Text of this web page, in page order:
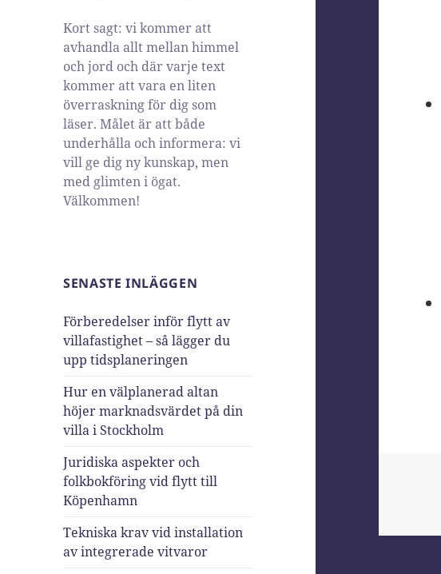
Kort sagt: vi kommer att
avhandla allt mellan himmel
och jord och där varje text
kommer att vara en liten
överraskning för dig som
läser. Målet är att både
underhålla och informera: vi
vill ge dig ny kunskap, men
med glimten i ögat.
Välkommen!
SENASTE INLÄGGEN
Förberedelser inför flytt av
villafastighet – så lägger du
upp tidsplaneringen
Hur en välplanerad altan
höjer marknadsvärdet på din
villa i Stockholm
Juridiska aspekter och
folkbokföring vid flytt till
Köpenhamn
Tekniska krav vid installation
av integrerade vitvaror